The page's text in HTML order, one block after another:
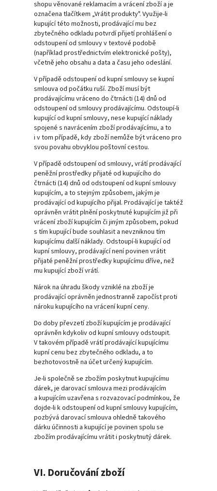
shopu věnované reklamacím a vrácení zboží a je
označena tlačítkem „Vrátit produkty". Využije-li
kupující této možnosti, prodávající mu bez
zbytečného odkladu potvrdí přijetí prohlášení o
odstoupení od smlouvy v textové podobě
(například prostřednictvím elektronické pošty),
včetně jeho obsahu a data a času jeho odeslání.
V případě odstoupení od kupní smlouvy se kupní
smlouva od počátku ruší. Zboží musí být
prodávajícímu vráceno do čtrnácti (14) dnů od
odstoupení od smlouvy prodávajícímu. Odstoupí-li
kupující od kupní smlouvy, nese kupující náklady
spojené s navrácením zboží prodávajícímu, a to
i v tom případě, kdy zboží nemůže být vráceno pro
svou povahu obvyklou poštovní cestou.
V případě odstoupení od smlouvy, vrátí prodávající
peněžní prostředky přijaté od kupujícího do
čtrnácti (14) dnů od odstoupení od kupní smlouvy
kupujícím, a to stejným způsobem, jakým je
prodávající od kupujícího přijal. Prodávající je taktéž
oprávněn vrátit plnění poskytnuté kupujícím již při
vrácení zboží kupujícím či jiným způsobem, pokud
s tím kupující bude souhlasit a nevzniknou tím
kupujícímu další náklady. Odstoupí-li kupující od
kupní smlouvy, prodávající není povinen vrátit
přijaté peněžní prostředky kupujícímu dříve, než
mu kupující zboží vrátí.
Nárok na úhradu škody vzniklé na zboží je
prodávající oprávněn jednostranně započíst proti
nároku kupujícího na vrácení kupní ceny.
Do doby převzetí zboží kupujícím je prodávající
oprávněn kdykoliv od kupní smlouvy odstoupit.
V takovém případě vrátí prodávající kupujícímu
kupní cenu bez zbytečného odkladu, a to
bezhotovostně na účet určený kupujícím.
Je-li společně se zbožím poskytnut kupujícímu
dárek, je darovací smlouva mezi prodávajícím
a kupujícím uzavřena s rozvazovací podmínkou, že
dojde-li k odstoupení od kupní smlouvy kupujícím,
pozbývá darovací smlouva ohledně takového
dárku účinnosti a kupující je povinen spolu se
zbožím prodávajícímu vrátit i poskytnutý dárek.
VI. Doručování zboží